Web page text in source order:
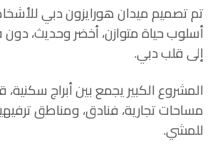
تم تصميم ميدان هورايزون دبي
أسلوب حياة متوازن، أخضر وحديث،
إلى قلب دبي.
المشروع الكبير يجمع بين أبراج
مساحات تجارية، فنادق، ومناطق
للمشي.